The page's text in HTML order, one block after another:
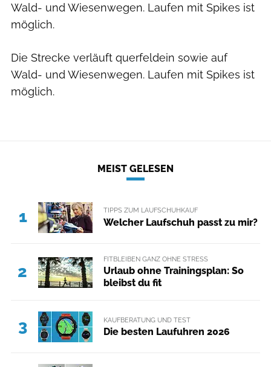
Wald- und Wiesenwegen. Laufen mit Spikes ist
möglich.
Die Strecke verläuft querfeldein sowie auf
Wald- und Wiesenwegen. Laufen mit Spikes ist
möglich.
MEIST GELESEN
1 TIPPS ZUM LAUFSCHUHKAUF
Welcher Laufschuh passt zu mir?
2
FITBLEIBEN GANZ OHNE STRESS
Urlaub ohne Trainingsplan: So
bleibst du fit
3 KAUFBERATUNG UND TEST
Die besten Laufuhren 2026